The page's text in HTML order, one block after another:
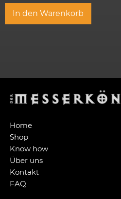
In den Warenkorb
Home
Shop
Know how
Über uns
Kontakt
FAQ